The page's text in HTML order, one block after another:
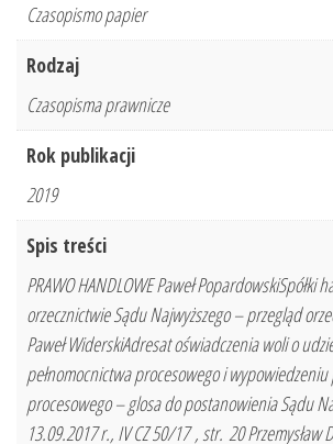
Czasopismo papier
Rodzaj
Czasopisma prawnicze
Rok publikacji
2019
Spis treści
PRAWO HANDLOWE Paweł PopardowskiSpółki
orzecznictwie Sądu Najwyższego – przegląd
Paweł WiderskiAdresat oświadczenia woli o
pełnomocnictwa procesowego i wypowiedzeniu
procesowego – glosa do postanowienia Sądu
13.09.2017 r., IV CZ 50/17 , str. 20 Przemysław